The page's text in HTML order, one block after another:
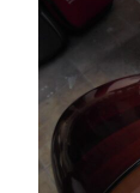
KAPAK
ARDIÇ
BAĞLAMA
0275
IÇIN